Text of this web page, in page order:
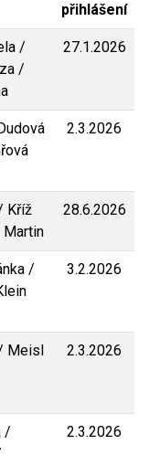
přihlášení
/
/
27.1.2026
2.3.2026
Kříž
Martin
28.6.2026
/
3.2.2026
Meisl
2.3.2026
/
2.3.2026